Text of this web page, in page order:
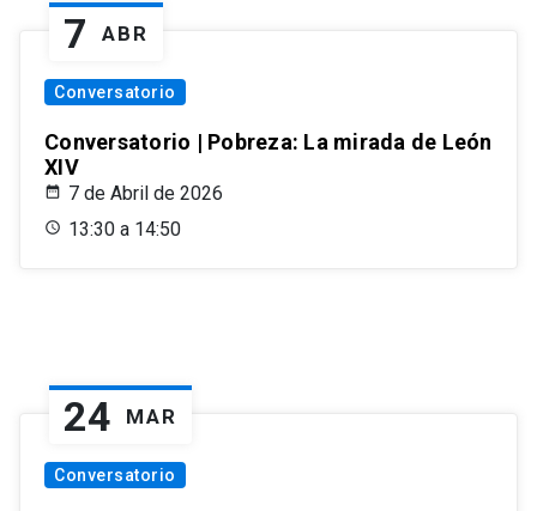
7 ABR
Conversatorio
Conversatorio | Pobreza: La mirada de León
XIV
7 de Abril de 2026
13:30 a 14:50
24 MAR
Conversatorio